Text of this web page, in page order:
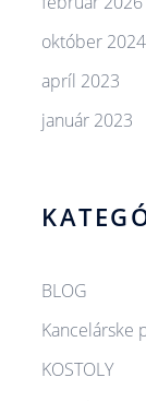
október 2024
apríl 2023
január 2023
BLOG
Kancelárske
KOSTOLY​